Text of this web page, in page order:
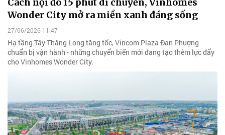
Wonder City mở ra miền xanh đáng sống
27/06/2026 11:47
Hạ tầng Tây Thăng Long tăng tốc, Vincom Plaza Đan Phượng
chuẩn bị vận hành - những chuyển biến mới đang tạo thêm lực đẩy
cho Vinhomes Wonder City.